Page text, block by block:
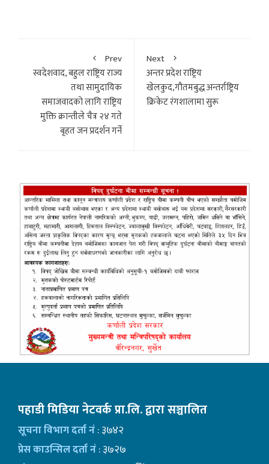
Prev
स्वदेशवाद, बहुल राष्ट्रिय राज्य
तथा सामुदायिक
समाजवादको लागि राष्ट्रिय
मुक्ति क्रान्तीले चैत्र २४ गते
बृहत जन प्रदर्शन गर्ने
Next
अन्तर प्रदेश राष्ट्रिय
खेलकुद,गौतमबुद्ध अन्तर्राष्ट्रिय
क्रिकेट रंगशालामा सुरू
पहाडी मिडिया नेटवर्क प्रा.लि. द्वारा सञ्चालित
सूचना विभाग दर्ता नं: ३७४२
प्रेस काउन्सिल दर्ता नं: ३७२७